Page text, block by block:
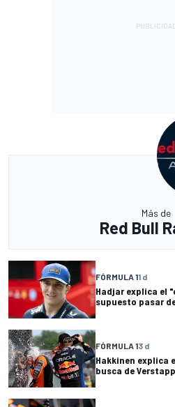
Más de
Red Bull
FÓRMULA 11 d
Hadjar explica el
supuesto pasar
FÓRMULA 13 d
Hakkinen explica
busca de